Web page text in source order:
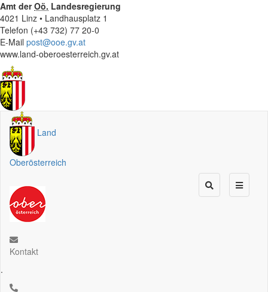
Amt derOö. Landesregierung
4021 Linz • Landhausplatz 1
Telefon (+43 732) 77 20-0
E-Mail post@ooe.gv.at
www.land-oberoesterreich.gv.at
Land
Oberösterreich
Kontakt
.